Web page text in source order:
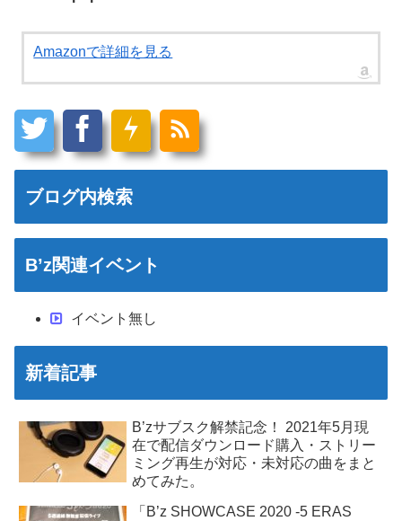
Amazonで詳細を見る
ブログ内検索
B’z関連イベント
イベント無し
新着記事
B’zサブスク解禁記念！ 2021年5月現
在で配信ダウンロード購入・ストリー
ミング再生が対応・未対応の曲をまと
めてみた。
「B’z SHOWCASE 2020 -5 ERAS